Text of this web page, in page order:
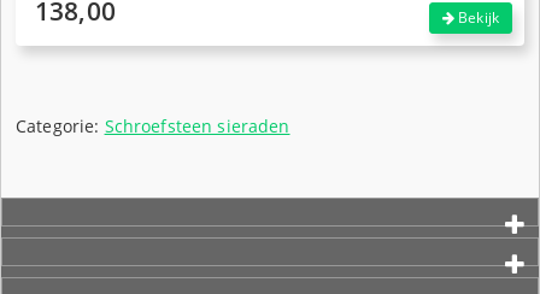
Oorspronkelijke
138,00
€138,00.
Bekijk
Categorie: Schroefsteen sieraden